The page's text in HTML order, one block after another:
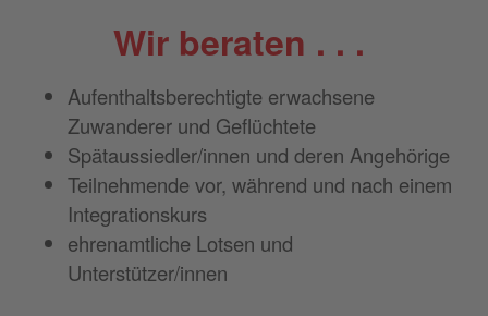
Wir beraten . . .
Aufenthaltsberechtigte erwachsene
Zuwanderer und Geflüchtete
Spätaussiedler/innen und deren Angehörige
Teilnehmende vor, während und nach einem
Integrationskurs
ehrenamtliche Lotsen und
Unterstützer/innen